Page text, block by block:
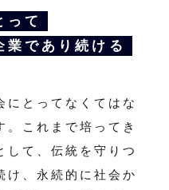
って
業であり続ける
にとってなくてはな
。これまで培ってき
して、伝統を守りつ
け、永続的に社会か